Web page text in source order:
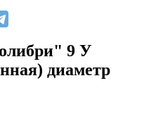
9 У
диаметр